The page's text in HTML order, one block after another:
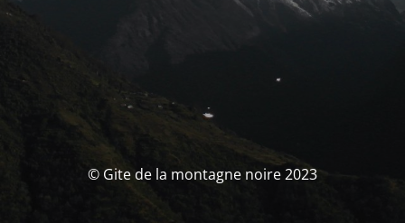
© Gite de la montagne noire 2023